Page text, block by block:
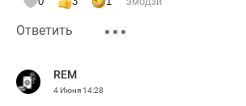
Ответить
REM
4 Июня14:28